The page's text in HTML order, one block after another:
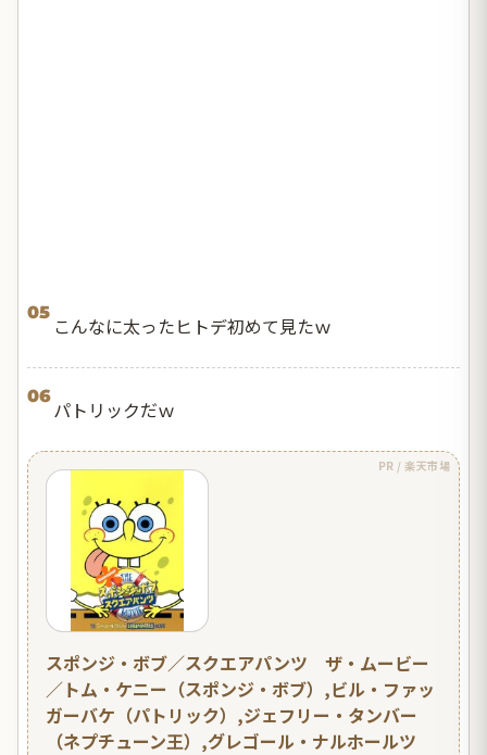
05
こんなに太ったヒトデ初めて見たｗ
06
パトリックだｗ
PR / 楽天市場
スポンジ・ボブ／スクエアパンツ ザ・ムービー
／トム・ケニー（スポンジ・ボブ）,ビル・ファッ
ガーバケ（パトリック）,ジェフリー・タンバー
（ネプチューン王）,グレゴール・ナルホールツ